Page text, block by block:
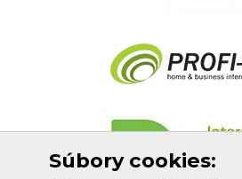
Súbory cookies: